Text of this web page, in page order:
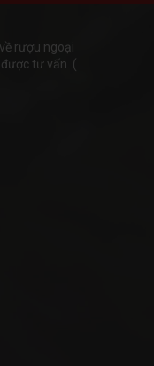
rượu ngoại
tư vấn. (